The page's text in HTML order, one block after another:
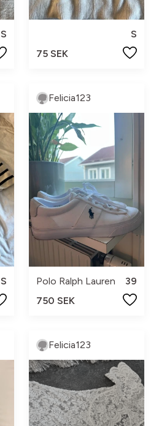
S
S
75 SEK
S
Felicia123
Polo Ralph Lauren
39
750 SEK
Felicia123